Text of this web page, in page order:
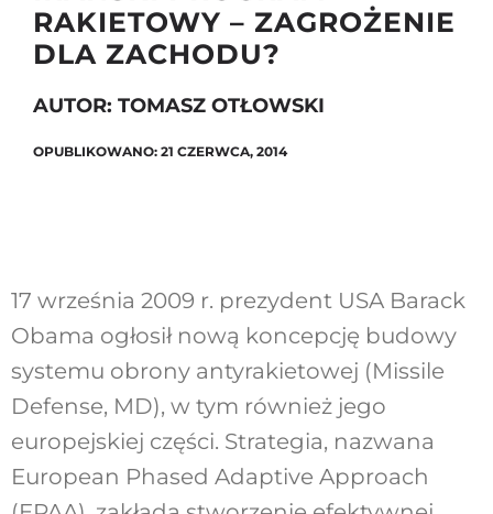
RAKIETOWY – ZAGROŻENIE
DLA ZACHODU?
AUTOR: TOMASZ OTŁOWSKI
OPUBLIKOWANO: 21 CZERWCA, 2014
17 września 2009 r. prezydent USA Barack
Obama ogłosił nową koncepcję budowy
systemu obrony antyrakietowej (Missile
Defense, MD), w tym również jego
europejskiej części. Strategia, nazwana
European Phased Adaptive Approach